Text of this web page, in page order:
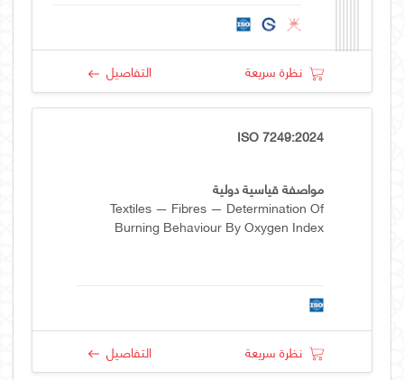
نظرة سريعة التفاصيل
ISO 7249:2024
مواصفة قياسية دولية
Textiles — Fibres — Determination Of
Burning Behaviour By Oxygen Index
نظرة سريعة التفاصيل